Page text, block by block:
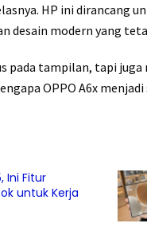
HP ini dirancang
desain modern yang
pada tampilan, tapi
OPPO A6x menjadi
Ini Fitur
untuk Kerja